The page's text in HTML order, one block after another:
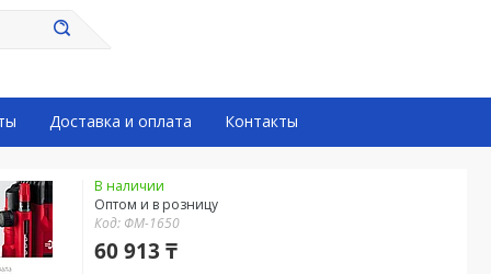
Доставка и оплата Контакты
В наличии
Оптом и в розницу
Код: ФМ-1650
60 913 ₸